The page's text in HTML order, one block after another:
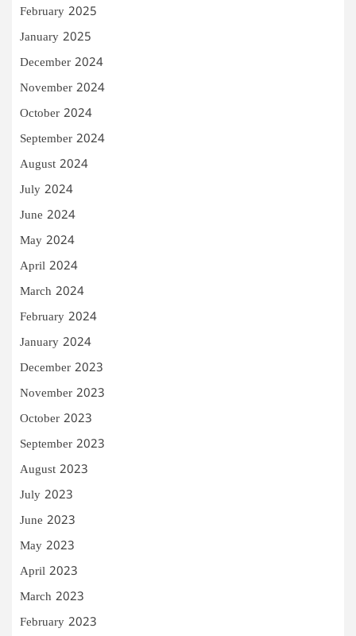
February 2025
January 2025
December 2024
November 2024
October 2024
September 2024
August 2024
July 2024
June 2024
May 2024
April 2024
March 2024
February 2024
January 2024
December 2023
November 2023
October 2023
September 2023
August 2023
July 2023
June 2023
May 2023
April 2023
March 2023
February 2023